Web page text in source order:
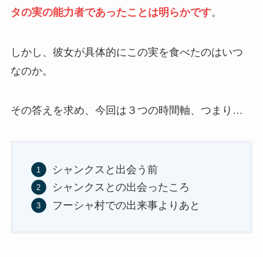
タの実の能力者であったことは明らかです。
しかし、彼女が具体的にこの実を食べたのはいつ
なのか。
その答えを求め、今回は３つの時間軸、つまり…
シャンクスと出会う前
シャンクスとの出会ったころ
フーシャ村での出来事よりあと